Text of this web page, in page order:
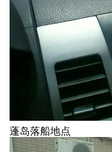
蓬岛落船地点